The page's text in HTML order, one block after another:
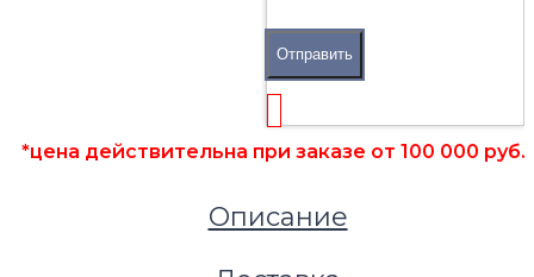
Ковровая плитка AirMaster Salina Gold 9514
Отправить
*цена действительна при заказе от 100 000 руб.
Описание